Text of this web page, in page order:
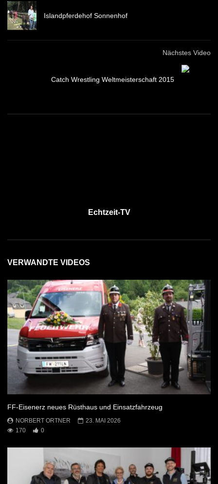
Islandpferdehof Sonnenhof
Nächstes Video
Catch Wrestling Weltmeisterschaft 2015
Echtzeit-TV
VERWANDTE VIDEOS
FF-Eisenerz neues Rüsthaus und Einsatzfahrzeug
NORBERT ORTNER
23. MAI 2026
170
0